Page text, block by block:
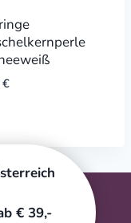
€
€ 39,-